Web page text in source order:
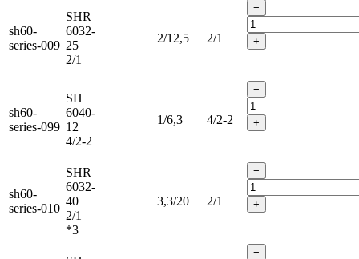
sh60-
series-009
SHR
6032-
25
2/1
2/12,5 2/1
−
+
sh60-
series-099
SH
6040-
12
4/2-2
1/6,3 4/2-2
−
+
sh60-
series-010
SHR
6032-
40
2/1
*3
3,3/20 2/1
−
+
−